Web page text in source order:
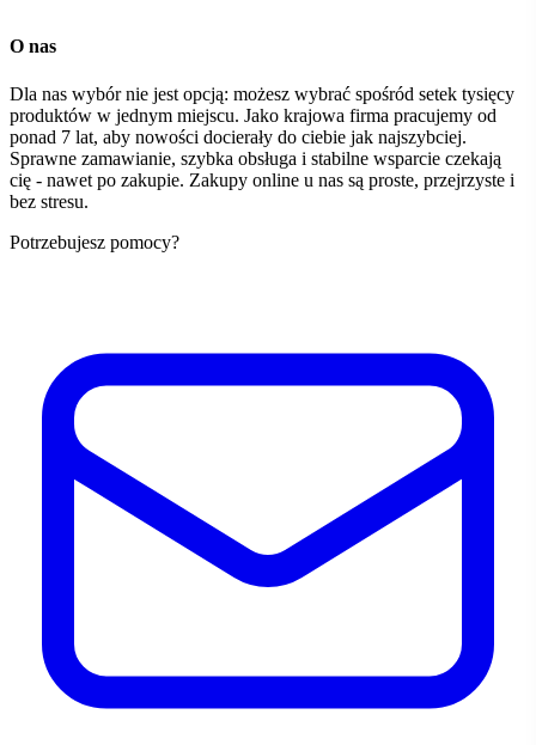
O nas
Dla nas wybór nie jest opcją: możesz wybrać spośród setek tysięcy
produktów w jednym miejscu. Jako krajowa firma pracujemy od
ponad 7 lat, aby nowości docierały do ciebie jak najszybciej.
Sprawne zamawianie, szybka obsługa i stabilne wsparcie czekają
cię - nawet po zakupie. Zakupy online u nas są proste, przejrzyste i
bez stresu.
Potrzebujesz pomocy?